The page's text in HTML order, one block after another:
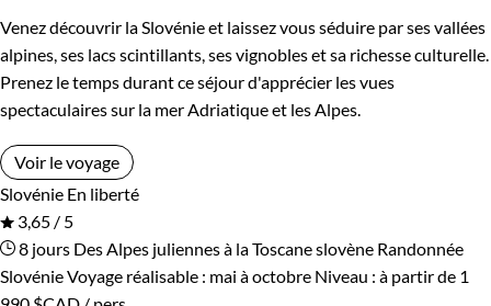
Venez découvrir la Slovénie et laissez vous séduire par ses vallées
alpines, ses lacs scintillants, ses vignobles et sa richesse culturelle.
Prenez le temps durant ce séjour d'apprécier les vues
spectaculaires sur la mer Adriatique et les Alpes.
Voir le voyage
Slovénie En liberté
3,65 / 5
8 jours Des Alpes juliennes à la Toscane slovène Randonnée
SlovénieVoyage réalisable : mai à octobre Niveau : à partir de 1